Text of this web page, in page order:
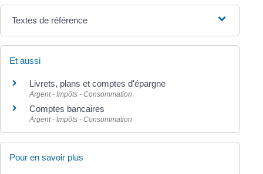
Textes de référence
Et aussi
Livrets, plans et comptes d'épargne
Argent - Impôts - Consommation
Comptes bancaires
Argent - Impôts - Consommation
Pour en savoir plus